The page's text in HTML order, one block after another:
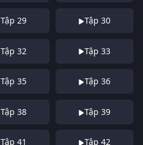
Tập 29 Tập 30
Tập 32 Tập 33
Tập 35 Tập 36
Tập 38 Tập 39
Tập 41 Tập 42